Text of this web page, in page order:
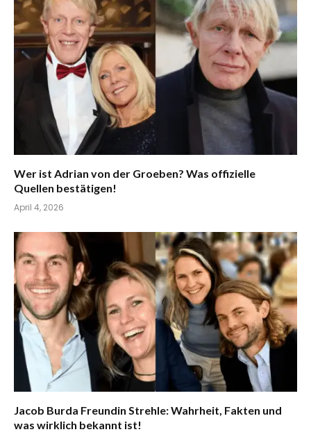
Wer ist Adrian von der Groeben? Was offizielle
Quellen bestätigen!
April 4, 2026
Jacob Burda Freundin Strehle: Wahrheit, Fakten und
was wirklich bekannt ist!